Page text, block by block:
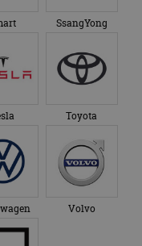
SsangYong
Toyota
Volvo